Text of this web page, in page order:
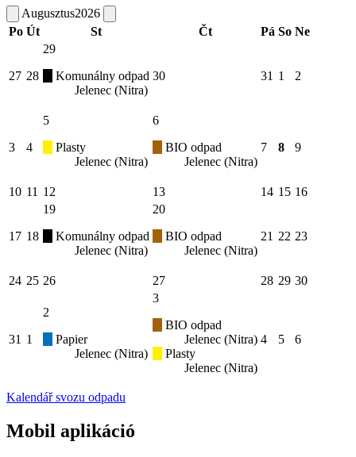
Augusztus2026
Po Út St Čt Pá So Ne
27 28
29
Komunálny odpad
Jelenec (Nitra)
30 31 1 2
3 4
5
Plasty
Jelenec (Nitra)
6
BIO odpad
Jelenec (Nitra)
7 8 9
10 11 12 13 14 15 16
17 18
19
Komunálny odpad
Jelenec (Nitra)
20
BIO odpad
Jelenec (Nitra)
21 22 23
24 25 26 27 28 29 30
31 1
2
Papier
Jelenec (Nitra)
3
BIO odpad
Jelenec (Nitra)
Plasty
Jelenec (Nitra)
4 5 6
Kalendář svozu odpadu
Mobil aplikáció